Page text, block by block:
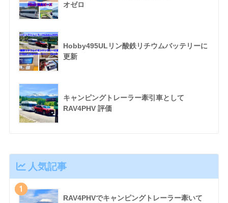
オゼロ
Hobby495ULリン酸鉄リチウムバッテリーに
更新
キャンピングトレーラー牽引車として
RAV4PHV 評価
人気記事
1
RAV4PHVでキャンピングトレーラー牽いて